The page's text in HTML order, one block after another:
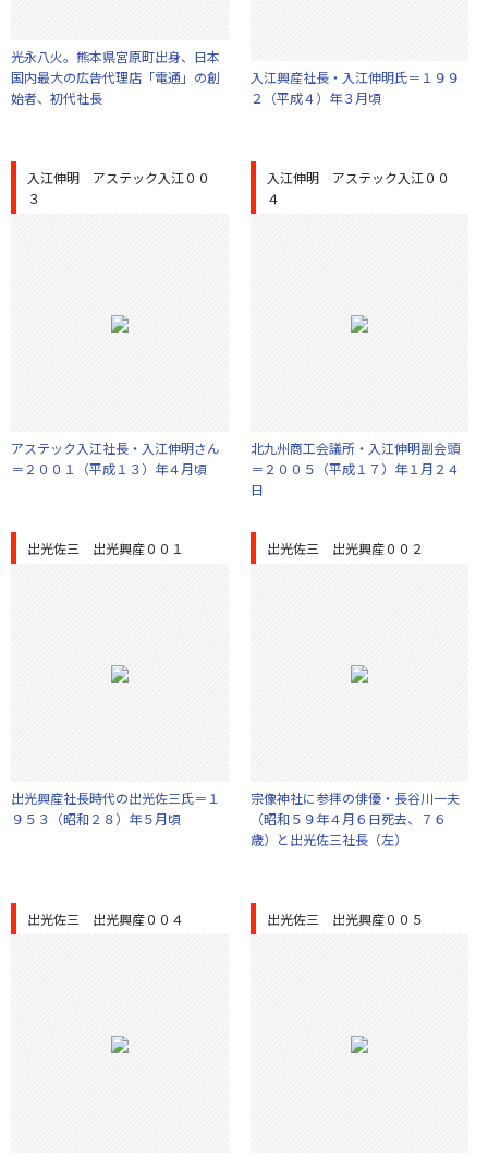
光永八火。熊本県宮原町出身、日本
国内最大の広告代理店「電通」の創
始者、初代社長
入江興産社長・入江伸明氏＝１９９
２（平成４）年３月頃
入江伸明 アステック入江００
３
アステック入江社長・入江伸明さん
＝２００１（平成１３）年４月頃
入江伸明 アステック入江００
４
北九州商工会議所・入江伸明副会頭
＝２００５（平成１７）年１月２４
日
出光佐三 出光興産００１
出光興産社長時代の出光佐三氏＝１
９５３（昭和２８）年５月頃
出光佐三 出光興産００２
宗像神社に参拝の俳優・長谷川一夫
（昭和５９年４月６日死去、７６
歳）と出光佐三社長（左）
出光佐三 出光興産００４ 出光佐三 出光興産００５